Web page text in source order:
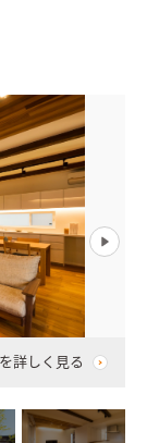
詳しく見る